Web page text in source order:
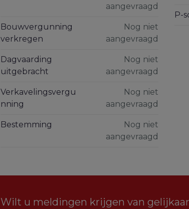
aangevraagd
Bouwvergunning
verkregen
Nog niet
aangevraagd
Dagvaarding
uitgebracht
Nog niet
aangevraagd
Verkavelingsvergu
nning
Nog niet
aangevraagd
Bestemming
Nog niet
aangevraagd
P-
Wilt u meldingen krijgen van